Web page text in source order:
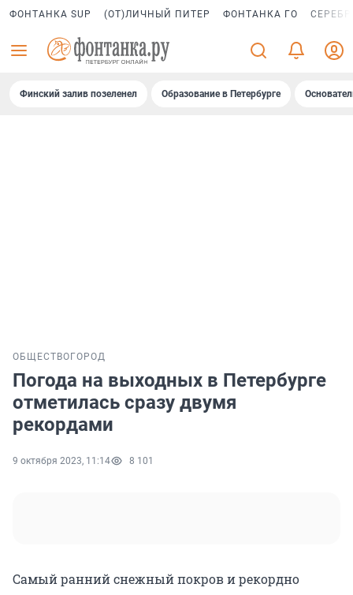
ФОНТАНКА SUP (ОТ)ЛИЧНЫЙ ПИТЕР ФОНТАНКА ГО
Финский залив позеленел Образование в Петербурге
ОБЩЕСТВО ГОРОД
Погода на выходных в Петербурге
отметилась сразу двумя
рекордами
9 октября 2023, 11:14 8 101
Самый ранний снежный покров и рекордно